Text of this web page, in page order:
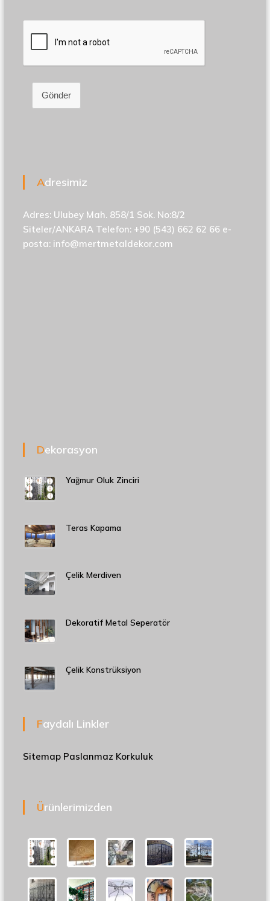
Gönder
Adresimiz
Adres: Ulubey Mah. 858/1 Sok. No:8/2
Siteler/ANKARA Telefon: +90 (543) 662 62 66 e-
posta: info@mertmetaldekor.com
Dekorasyon
Yağmur Oluk Zinciri
Teras Kapama
Çelik Merdiven
Dekoratif Metal Seperatör
Çelik Konstrüksiyon
Faydalı Linkler
Sitemap Paslanmaz Korkuluk
Ürünlerimizden